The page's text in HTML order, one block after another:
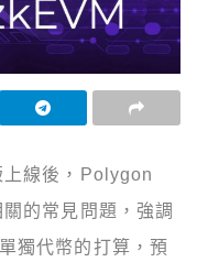
線後，Polygon
的常見問題，強調
獨代幣的打算，預